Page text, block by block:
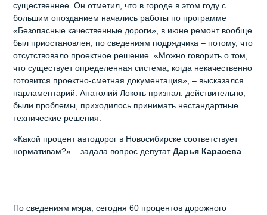
существеннее. Он отметил, что в городе в этом году с
большим опозданием начались работы по программе
«Безопасные качественные дороги», в июне ремонт вообще
был приостановлен, по сведениям подрядчика – потому, что
отсутствовало проектное решение. «Можно говорить о том,
что существует определенная система, когда некачественно
готовится проектно-сметная документация», – высказался
парламентарий. Анатолий Локоть признал: действительно,
были проблемы, приходилось принимать нестандартные
технические решения.
«Какой процент автодорог в Новосибирске соответствует
нормативам?» – задала вопрос депутатДарья Карасева.
По сведениям мэра, сегодня 60 процентов дорожного